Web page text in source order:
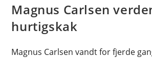
Magnus Carlsen
hurtigskak
Magnus Carlsen vandt for fjerde